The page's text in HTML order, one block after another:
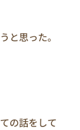
思った。
の話をして